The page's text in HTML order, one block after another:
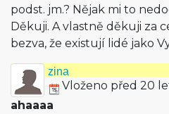
podst. jm.? Nějak mi to
Děkuji. A vlastně děkuji za
bezva, že existují lidé jako
zina
Vloženo před 20
ahaaaa